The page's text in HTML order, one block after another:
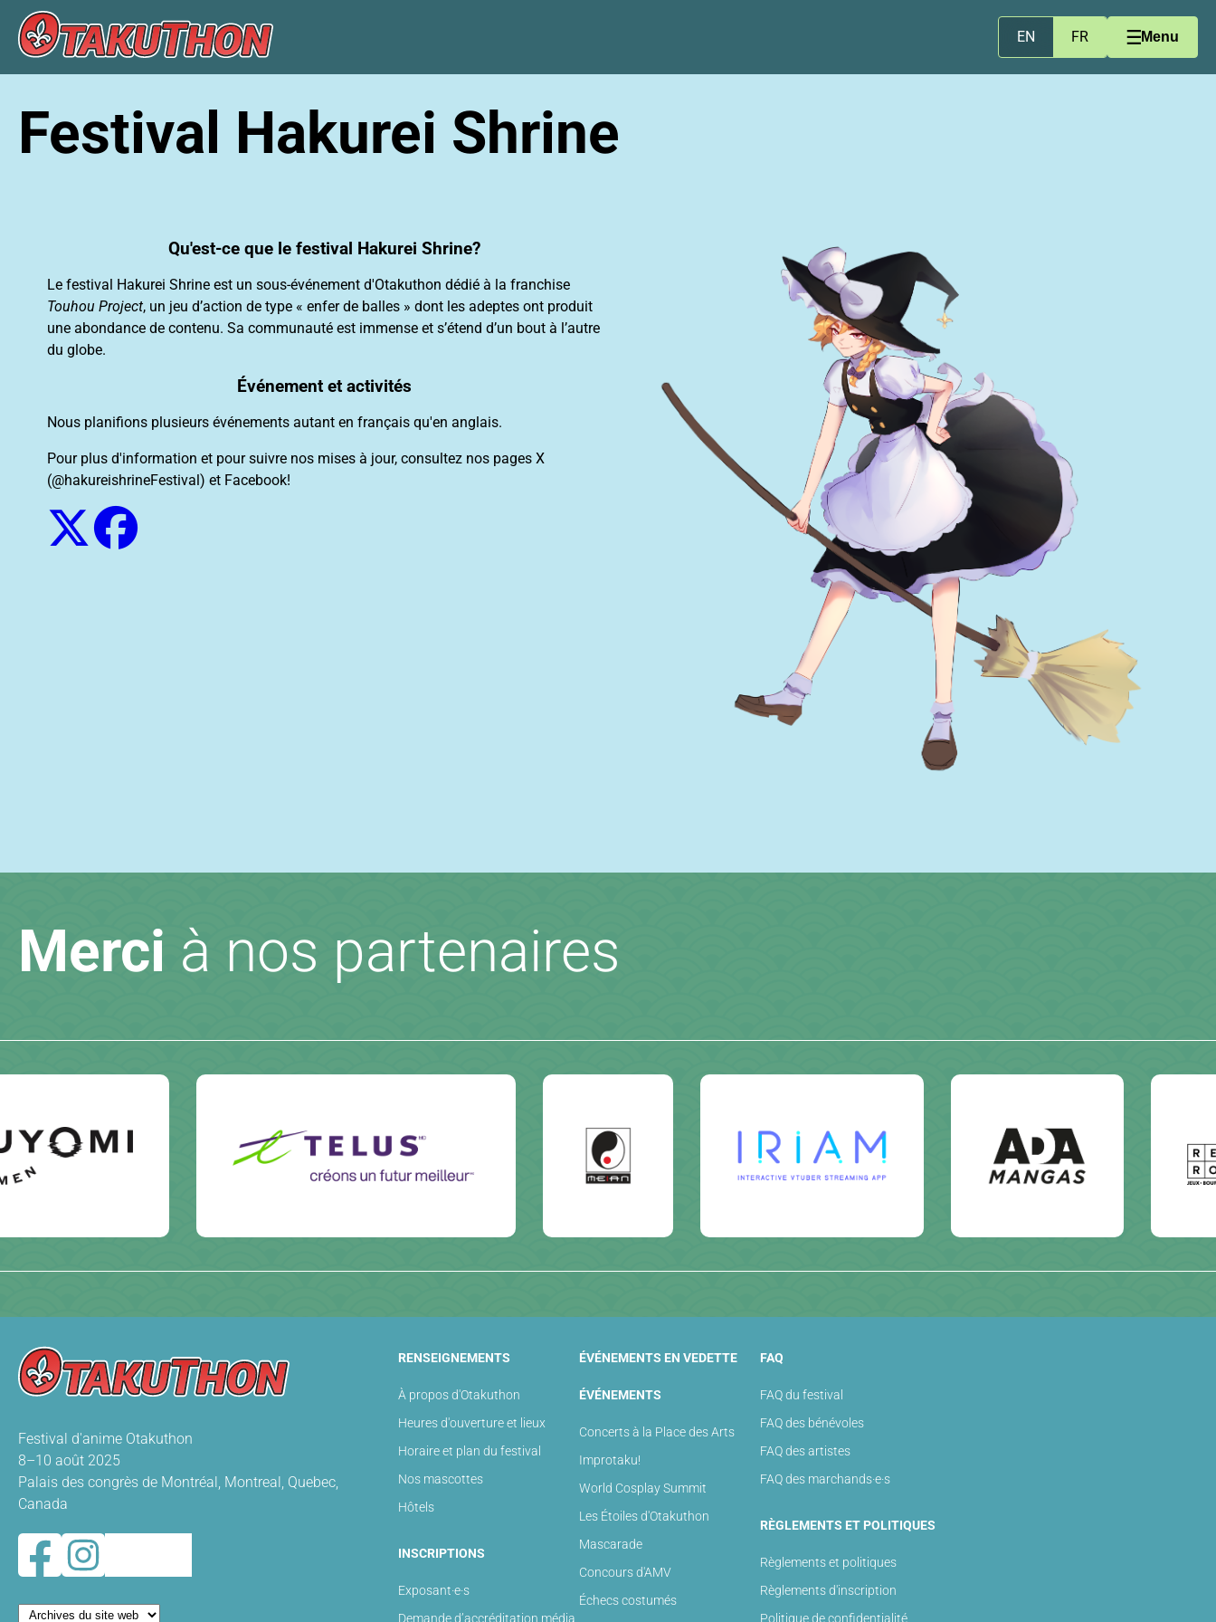
EN FR Menu
Festival Hakurei Shrine
Qu'est-ce que le festival Hakurei Shrine?
Le festival Hakurei Shrine est un sous-événement d'Otakuthon dédié à la franchise
Touhou Project, un jeu d’action de type « enfer de balles » dont les adeptes ont produit
une abondance de contenu. Sa communauté est immense et s’étend d’un bout à l’autre
du globe.
Événement et activités
Nous planifions plusieurs événements autant en français qu'en anglais.
Pour plus d'information et pour suivre nos mises à jour, consultez nos pages X
(@hakureishrineFestival) et Facebook!
Merci à nos partenaires
Festival d'anime Otakuthon
8–10 août 2025
Palais des congrès de Montréal, Montreal, Quebec,
Canada
RENSEIGNEMENTS
À propos d'Otakuthon
Heures d'ouverture et lieux
Horaire et plan du festival
Nos mascottes
Hôtels
INSCRIPTIONS
Exposant·e·s
Demande d’accréditation média
ÉVÉNEMENTS EN VEDETTE
ÉVÉNEMENTS
Concerts à la Place des Arts
Improtaku!
World Cosplay Summit
Les Étoiles d'Otakuthon
Mascarade
Concours d'AMV
Échecs costumés
FAQ
FAQ du festival
FAQ des bénévoles
FAQ des artistes
FAQ des marchands·e·s
RÈGLEMENTS ET POLITIQUES
Règlements et politiques
Règlements d'inscription
Politique de confidentialité